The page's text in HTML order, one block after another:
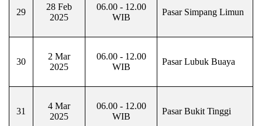
29
28 Feb
2025
06.00 - 12.00
WIB
Pasar Simpang Limun
30
2 Mar
2025
06.00 - 12.00
WIB
Pasar Lubuk Buaya
31
4 Mar
2025
06.00 - 12.00
WIB
Pasar Bukit Tinggi